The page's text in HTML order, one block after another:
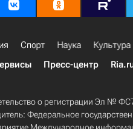
Спорт Наука Культура
Пресс-центр
о регистрации Эл №
Федеральное